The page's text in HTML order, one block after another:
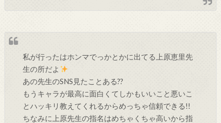
私が行ったはホンマでっかとかに出てる上原恵里先
生の所だよ
あの先生のSNS見たことある??
もうキャラが最高に面白くてしかもいいこと悪いこ
とハッキリ教えてくれるからめっちゃ信頼できる!!
ちなみに上原先生の指名はめちゃくちゃ高いから指